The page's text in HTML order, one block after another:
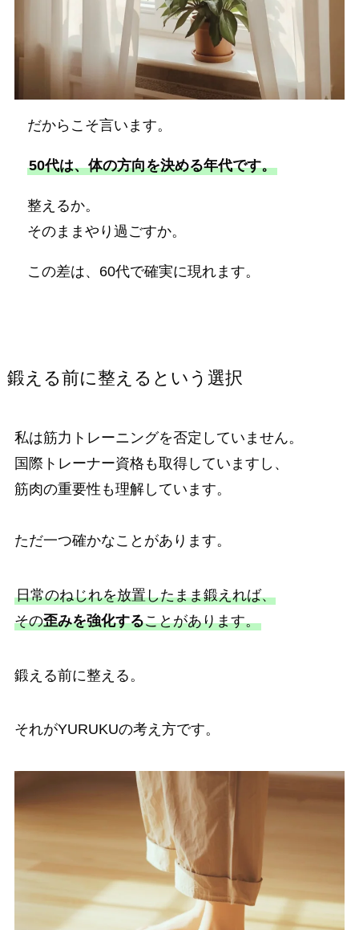
だからこそ言います。
50代は、体の方向を決める年代です。
整えるか。
そのままやり過ごすか。
この差は、60代で確実に現れます。
鍛える前に整えるという選択
私は筋力トレーニングを否定していません。
国際トレーナー資格も取得していますし、
筋肉の重要性も理解しています。
ただ一つ確かなことがあります。
日常のねじれを放置したまま鍛えれば、
その歪みを強化することがあります。
鍛える前に整える。
それがYURUKUの考え方です。